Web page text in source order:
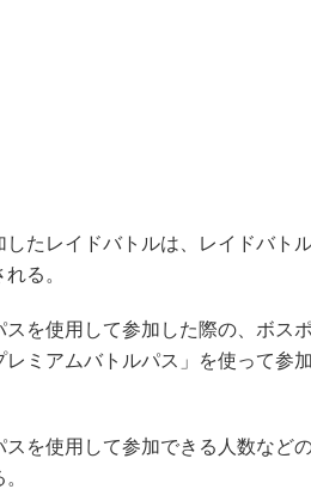
たレイドバトルは、レイドバト
る。
を使用して参加した際の、ボス
ミアムバトルパス」を使って参
を使用して参加できる人数など